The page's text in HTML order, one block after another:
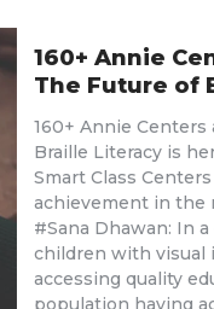
160+ Annie
The Future of
160+ Annie
Braille Literacy is
Smart Class
achievement in the
#Sana Dhawan: In
children with visual
accessing quality
population having